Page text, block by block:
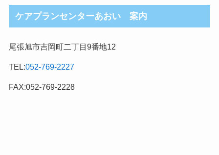
ケアプランセンターあおい 案内
尾張旭市吉岡町二丁目9番地12
TEL:052-769-2227
FAX:052-769-2228